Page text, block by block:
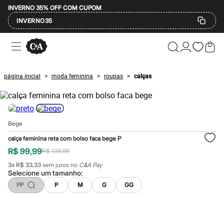
INVERNO 35% OFF COM CUPOM
INVERNO35
Ofertas
Compre por Departamento
Masculino
Infantil
Calçados
Mindse7
Plus Size
Até 40% off
Até 60% off
A partir de 60% off
Feminino
Em alta
Inverno
Alfaiataria
Novidades
página inicial > moda feminina > roupas > calças
Bege
calça feminina reta com bolso faca bege P
R$ 99,99R$ 139,99
3x R$ 33,33 sem juros no C&A Pay
Selecione umtamanho:
PP P M G GG